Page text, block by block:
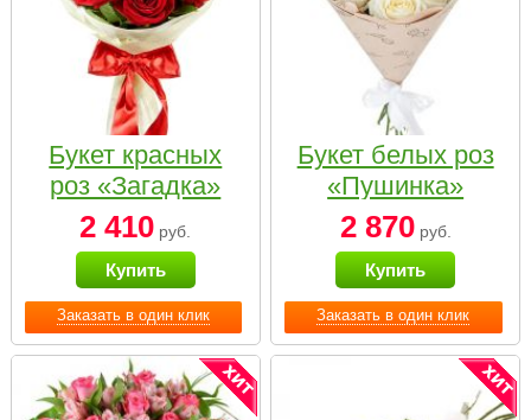
Заказать в один клик
Букет красных
роз «Загадка»
2 410 руб.
Купить
Заказать в один клик
Букет белых роз
«Пушинка»
2 870руб.
Купить